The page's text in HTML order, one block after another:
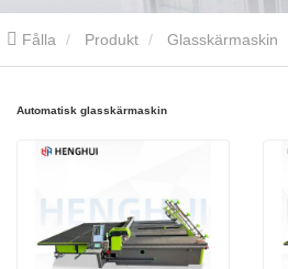
Fålla Produkt Glasskärmaskin
Automatisk glasskärmaskin